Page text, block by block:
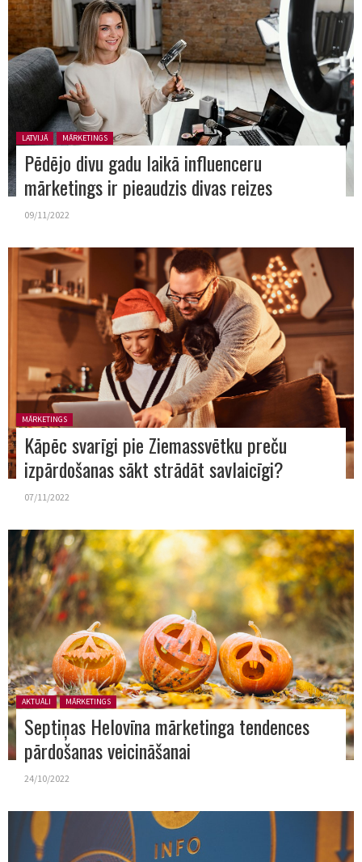
Posted in:
LATVIJĀ MĀRKETINGS
Pēdējo divu gadu laikā influenceru
mārketings ir pieaudzis divas reizes
09/11/2022
Posted in:
MĀRKETINGS
Kāpēc svarīgi pie Ziemassvētku preču
izpārdošanas sākt strādāt savlaicīgi?
07/11/2022
Posted in:
AKTUĀLI MĀRKETINGS
Septiņas Helovīna mārketinga tendences
pārdošanas veicināšanai
24/10/2022